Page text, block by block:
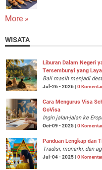
More »
WISATA
Liburan Dalam Negeri
Tersembunyi yang
Bali masih menjadi
Jul-26 - 2026 | 0
Cara Mengurus Visa
GoVisa
Ingin jalan-jalan ke
Oct-09 - 2025 | 0
Panduan Lengkap dan
Tradisi, monarki, dan
Jul-04 - 2025 | 0